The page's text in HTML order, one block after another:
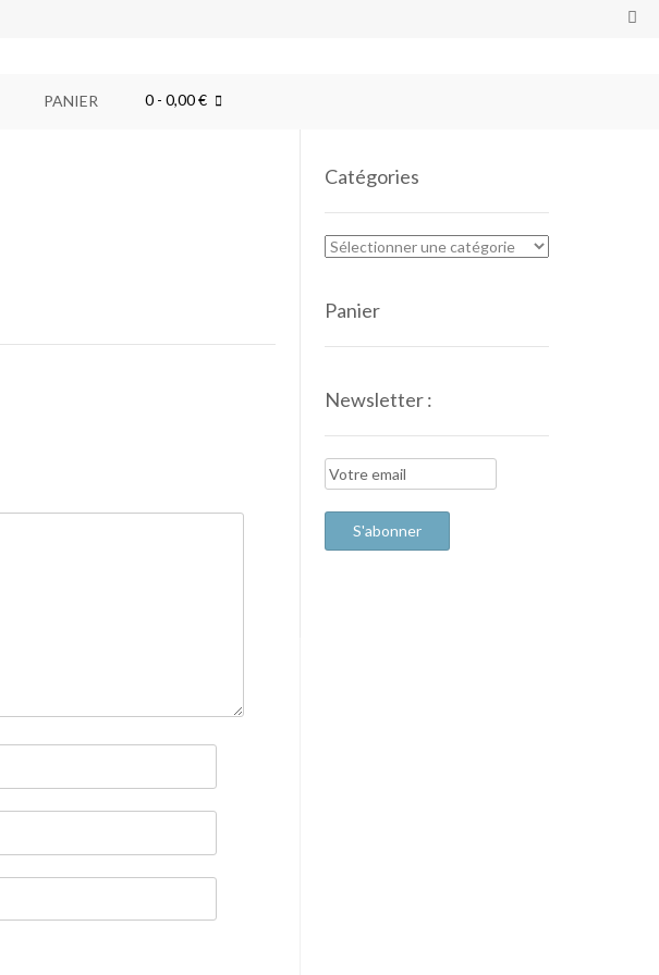
PANIER 0- 0,00 €
Catégories
Panier
Newsletter :